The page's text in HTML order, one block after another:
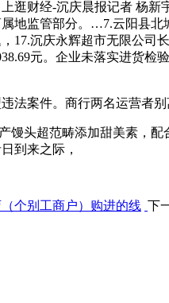
财经-沉庆晨报记者 杨新宇
地监管部分。…7.云阳县北
17.沉庆永辉超市无限公司
元。企业未落实进货检
案件。商行两名运营者别
头超范畴添加甜美素，配
到来之际，
个别工商户）购进的线 下